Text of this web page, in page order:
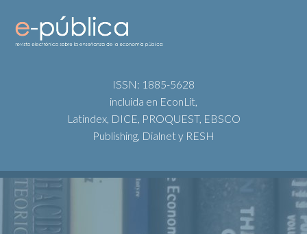
ISSN: 1885-5628
incluida en EconLit,
Latindex, DICE, PROQUEST, EBSCO
Publishing, Dialnet y RESH